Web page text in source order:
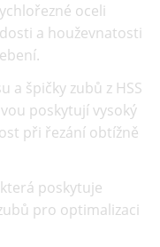
oceli
a houževnatosti
a špičky zubů z HSS
poskytují vysoký
při řezání obtížně
poskytuje
pro optimalizaci